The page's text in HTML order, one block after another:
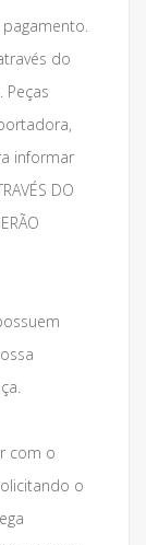
do
informar
DO
com o
o